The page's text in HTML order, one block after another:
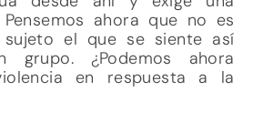
Pensemos ahora que no es
sujeto el que se siente así
¿Podemos ahora
en respuesta a la